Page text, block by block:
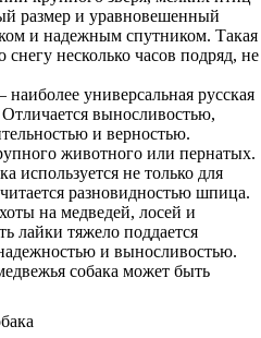
размер и уравновешенный
и надежным спутником. Такая
снегу несколько часов подряд, не
наиболее универсальная русская
выносливостью,
и верностью.
животного или пернатых.
используется не только для
разновидностью шпица.
на медведей, лосей и
лайки тяжело поддается
и выносливостью.
собака может быть